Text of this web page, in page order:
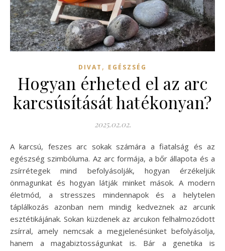
DIVAT , EGÉSZSÉG
Hogyan érheted el az arc
karcsúsítását hatékonyan?
2025.02.02.
A karcsú, feszes arc sokak számára a fiatalság és az
egészség szimbóluma. Az arc formája, a bőr állapota és a
zsírrétegek mind befolyásolják, hogyan érzékeljük
önmagunkat és hogyan látják minket mások. A modern
életmód, a stresszes mindennapok és a helytelen
táplálkozás azonban nem mindig kedveznek az arcunk
esztétikájának. Sokan küzdenek az arcukon felhalmozódott
zsírral, amely nemcsak a megjelenésünket befolyásolja,
hanem a magabiztosságunkat is. Bár a genetika is